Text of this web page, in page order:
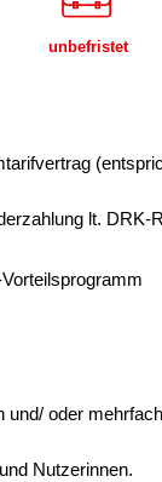
unbefristet
lt. DRK-
oder
Nutzerinnen.